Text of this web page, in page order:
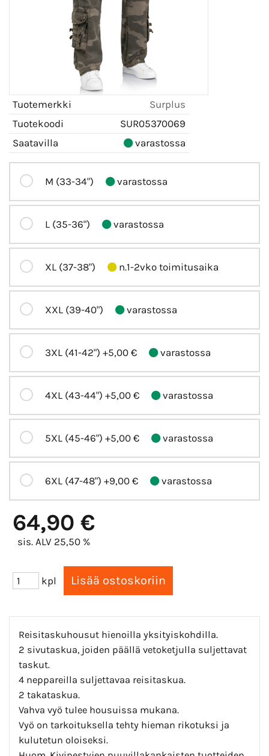
Tuotemerkki
Surplus
Tuotekoodi
SUR05370069
Saatavilla
varastossa
M (33-34") varastossa
L (35-36") varastossa
XL (37-38") n.1-2vko toimitusaika
XXL (39-40") varastossa
3XL (41-42") +5,00 € varastossa
4XL (43-44") +5,00 € varastossa
5XL (45-46") +5,00 € varastossa
6XL (47-48") +9,00 € varastossa
64,90 €
sis. ALV 25,50 %
kpl
Reisitaskuhousut hienoilla yksityiskohdilla.
2 sivutaskua, joiden päällä vetoketjulla suljettavat
taskut.
4 neppareilla suljettavaa reisitaskua.
2 takataskua.
Vahva vyö tulee housuissa mukana.
Vyö on tarkoituksella tehty hieman rikotuksi ja
kulutetun oloiseksi.